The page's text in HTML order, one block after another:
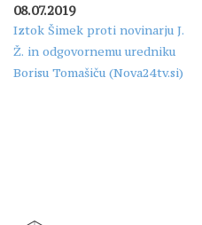
08.07.2019
Iztok Šimek proti novinarju J.
Ž. in odgovornemu uredniku
Borisu Tomašiču (Nova24tv.si)